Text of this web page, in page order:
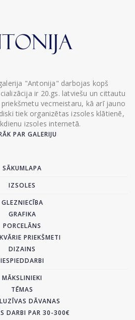
"Antonija" darbojas kopš
ir 20.gs. latviešu un cittautu
vecmeistaru, kā arī jauno
tiek organizētas izsoles klātienē,
izsoles internetā.
PAR GALERIJU
SĀKUMLAPA
IZSOLES
GLEZNIECĪBA
GRAFIKA
PORCELĀNS
PRIEKŠMETI
DIZAINS
IESPIEDDARBI
MĀKSLINIEKI
TĒMAS
DĀVANAS
DARBI PAR 30-300€